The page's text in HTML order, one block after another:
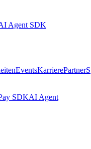
Agent SDK
EventsKarrierePartnerS
SDKAI Agent